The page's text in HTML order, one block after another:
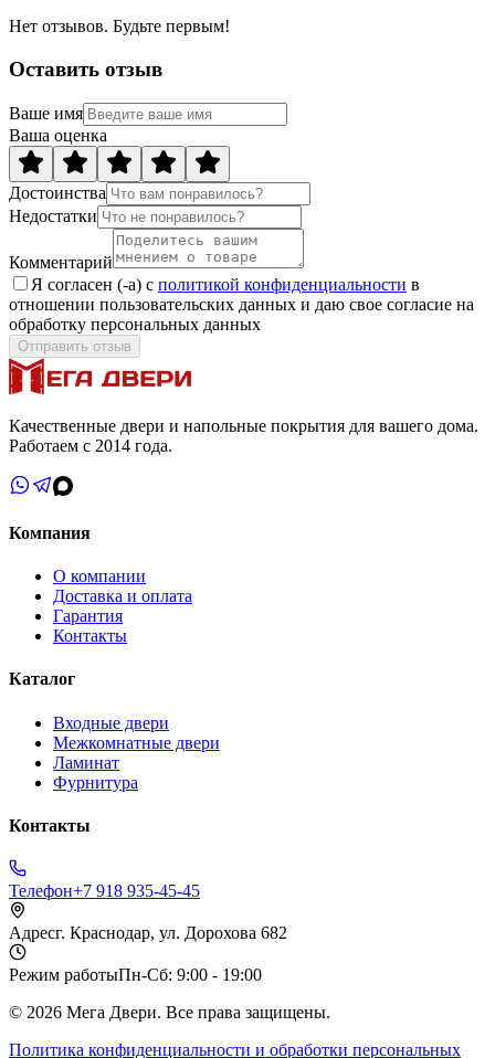
Нет отзывов. Будьте первым!
Оставить отзыв
Ваше имя
Ваша оценка
Достоинства
Недостатки
Комментарий
Я согласен (-а) с политикой конфиденциальности в
отношении пользовательских данных и даю свое согласие на
обработку персональных данных
Отправить отзыв
Качественные двери и напольные покрытия для вашего дома.
Работаем с 2014 года.
Компания
О компании
Доставка и оплата
Гарантия
Контакты
Каталог
Входные двери
Межкомнатные двери
Ламинат
Фурнитура
Контакты
Телефон+7 918 935-45-45
Адресг. Краснодар, ул. Дорохова 682
Режим работыПн-Сб: 9:00 - 19:00
© 2026 Мега Двери. Все права защищены.
Политика конфиденциальности и обработки персональных